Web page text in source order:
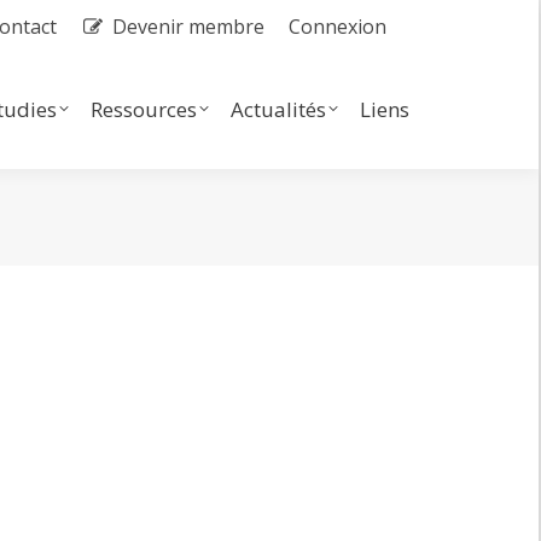
Devenir membre Connexion
Ressources Actualités Liens
Ressources Actualités